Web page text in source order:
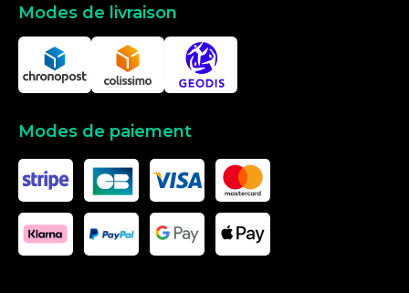
Modes de livraison
Modes de paiement